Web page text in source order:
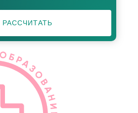
РАССЧИТАТЬ